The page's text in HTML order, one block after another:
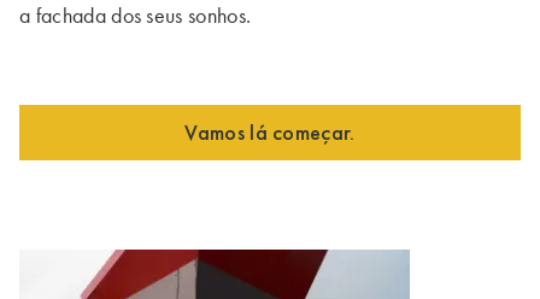
a fachada dos seus sonhos.
Vamos lá começar.